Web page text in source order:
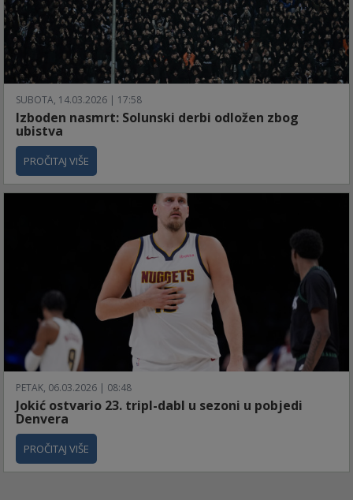
SUBOTA, 14.03.2026 | 17:58
Izboden nasmrt: Solunski derbi odložen zbog
ubistva
PROČITAJ VIŠE
PETAK, 06.03.2026 | 08:48
Jokić ostvario 23. tripl-dabl u sezoni u pobjedi
Denvera
PROČITAJ VIŠE